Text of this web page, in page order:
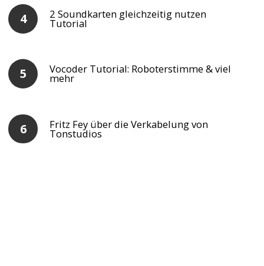
2 Soundkarten gleichzeitig nutzen
Tutorial
Vocoder Tutorial: Roboterstimme & viel
mehr
Fritz Fey über die Verkabelung von
Tonstudios